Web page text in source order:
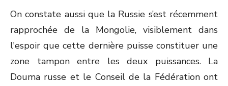
On constate aussi que la Russie s’est récemment
rapprochée de la Mongolie, visiblement dans
l'espoir que cette dernière puisse constituer une
zone tampon entre les deux puissances. La
Douma russe et le Conseil de la Fédération ont